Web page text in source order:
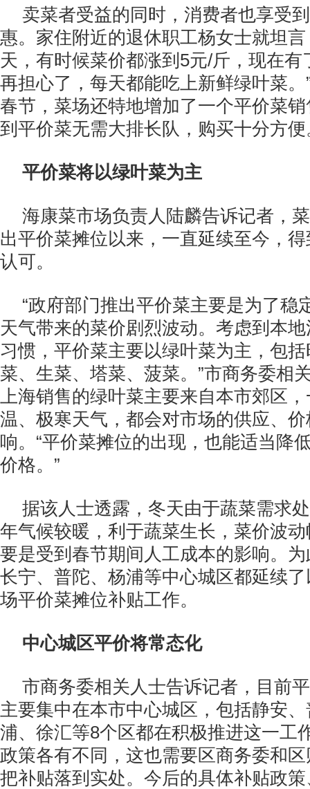
卖菜者受益的同时，消费者也享受
惠。家住附近的退休职工杨女士就坦
天，有时候菜价都涨到5元/斤，现在
再担心了，每天都能吃上新鲜绿叶菜
春节，菜场还特地增加了一个平价菜
到平价菜无需大排长队，购买十分方便
平价菜将以绿叶菜为主
海康菜市场负责人陆麟告诉记者，
出平价菜摊位以来，一直延续至今，
认可。
“政府部门推出平价菜主要是为了稳
天气带来的菜价剧烈波动。考虑到本
习惯，平价菜主要以绿叶菜为主，包
菜、生菜、塔菜、菠菜。”市商务委相
上海销售的绿叶菜主要来自本市郊区
温、极寒天气，都会对市场的供应、
响。“平价菜摊位的出现，也能适当降
价格。”
据该人士透露，冬天由于蔬菜需求
年气候较暖，利于蔬菜生长，菜价波
要是受到春节期间人工成本的影响。
长宁、普陀、杨浦等中心城区都延续
场平价菜摊位补贴工作。
中心城区平价将常态化
市商务委相关人士告诉记者，目前
主要集中在本市中心城区，包括静安
浦、徐汇等8个区都在积极推进这一工
政策各有不同，这也需要区商务委和
把补贴落到实处。今后的具体补贴政